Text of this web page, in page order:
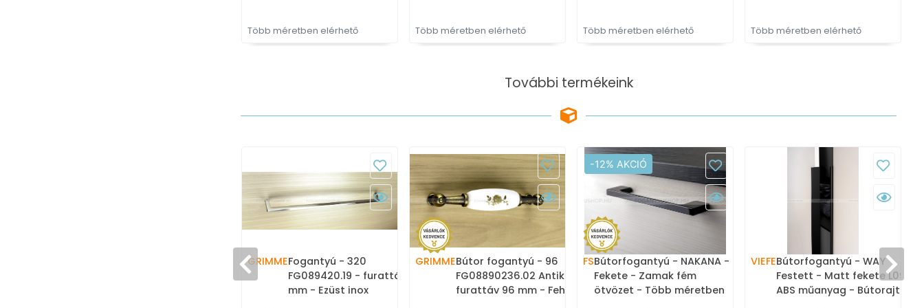
Több méretben elérhető Több méretben elérhető Több méretben elérhető Több méretben elérhető
További termékeink
GRIMMEFogantyú - 320
FG089420.19 - furattáv 320
mm - Ezüst inox
GRIMMEBútor fogantyú - 96
FG08890236.02 Antikolt -
furattáv 96 mm - Fehér
-12% AKCIÓ
FSBútorfogantyú - NAKANA -
Fekete - Zamak fém
ötvözet - Több méretben
VIEFEBútorfogantyú - WAY
Festett - Matt fekete L09 -
ABS műanyag - Bútorajtó